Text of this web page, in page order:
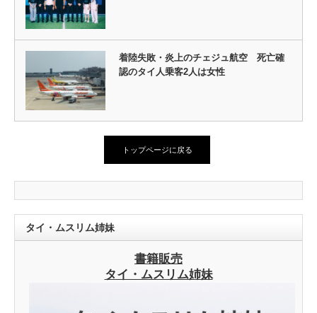
着陸失敗・炎上のチェジュ航空 死亡確
認のタイ人乗客2人は女性
トップページに戻る
タイ・ムスリム姉妹
書籍販売
タイ・ムスリム姉妹